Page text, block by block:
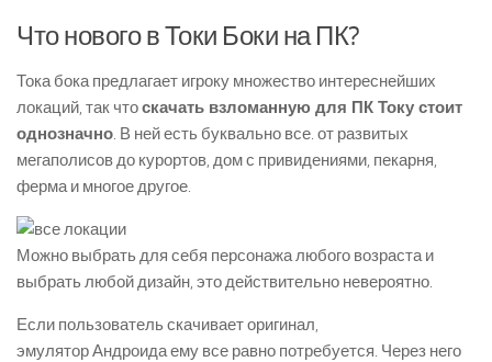
Что нового в Токи Боки на ПК?
Тока бока предлагает игроку множество интереснейших
локаций, так чтоскачать взломанную для ПК Току стоит
однозначно . В ней есть буквально все. от развитых
мегаполисов до курортов, дом с привидениями, пекарня,
ферма и многое другое.
Можно выбрать для себя персонажа любого возраста и
выбрать любой дизайн, это действительно невероятно.
Если пользователь скачивает оригинал,
эмулятор Андроида ему все равно потребуется. Через него